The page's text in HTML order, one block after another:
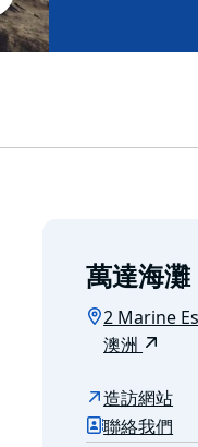
萬達海灘
2 Marine
澳洲
造訪網站
聯絡我們